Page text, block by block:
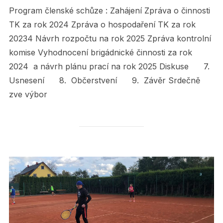
Program členské schůze : Zahájení Zpráva o činnosti
TK za rok 2024 Zpráva o hospodaření TK za rok
20234 Návrh rozpočtu na rok 2025 Zpráva kontrolní
komise Vyhodnocení brigádnické činnosti za rok
2024 a návrh plánu prací na rok 2025 Diskuse 7.
Usnesení 8. Občerstvení 9. Závěr Srdečně
zve výbor